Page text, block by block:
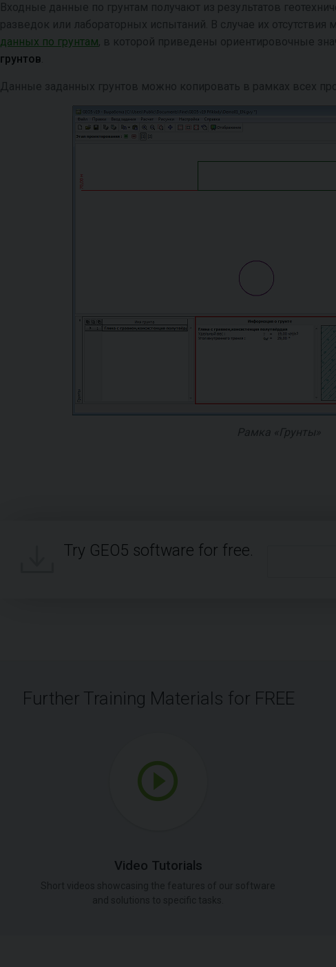
Входные данные по грунтам получают из результатов
разведок или лабораторных испытаний. В случае их
данных по грунтам, в которой приведены ориентировочные
грунтов
Данные заданных грунтов можно копировать в рамках всех
Рамка «Грунты»
Try GEO5 software for free.
Further Training Materials for FREE
Video Tutorials